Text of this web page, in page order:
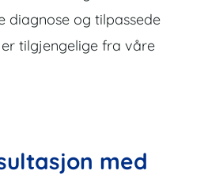
diagnose og tilpassede
tilgjengelige fra våre
med